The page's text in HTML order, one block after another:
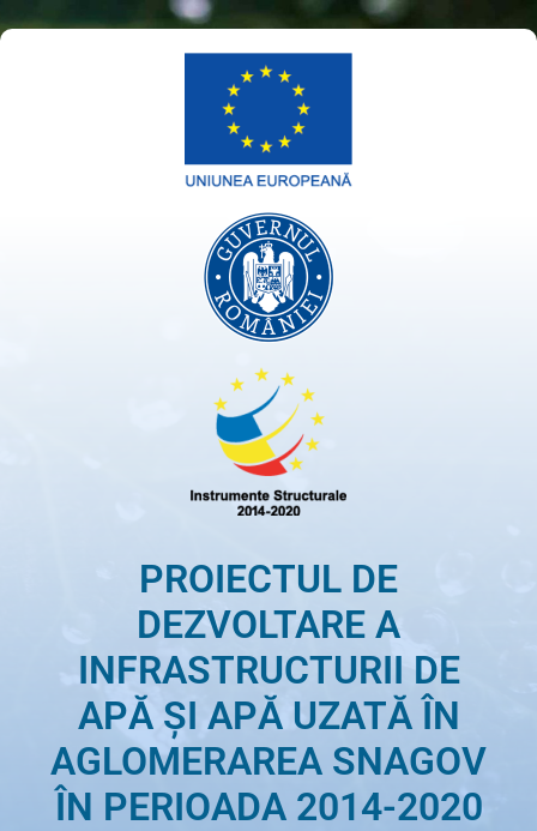
PROIECTUL DE
DEZVOLTARE A
INFRASTRUCTURII DE
APĂ ȘI APĂ UZATĂ ÎN
AGLOMERAREA SNAGOV
ÎN PERIOADA 2014-2020